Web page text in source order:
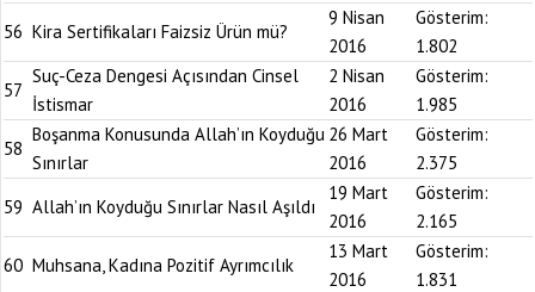
56 Kira Sertifikaları Faizsiz Ürün mü?
9 Nisan
2016
Gösterim:
1.802
57
Suç-Ceza Dengesi Açısından Cinsel
İstismar
2 Nisan
2016
Gösterim:
1.985
58
Boşanma Konusunda Allah’ın Koyduğu
Sınırlar
26 Mart
2016
Gösterim:
2.375
59 Allah’ın Koyduğu Sınırlar Nasıl Aşıldı
19 Mart
2016
Gösterim:
2.165
60 Muhsana, Kadına Pozitif Ayrımcılık
13 Mart
2016
Gösterim:
1.831